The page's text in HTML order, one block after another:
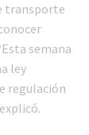
transporte
semana
ley
regulación